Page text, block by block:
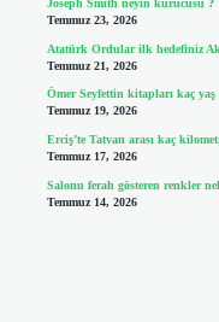
Joseph Smith neyin kurucusu ?
Temmuz 23, 2026
Atatürk Ordular ilk hedefiniz
Temmuz 21, 2026
Ömer Seyfettin kitapları kaç
Temmuz 19, 2026
Erciş’te Tatvan arası kaç
Temmuz 17, 2026
Salonu ferah gösteren renkler
Temmuz 14, 2026